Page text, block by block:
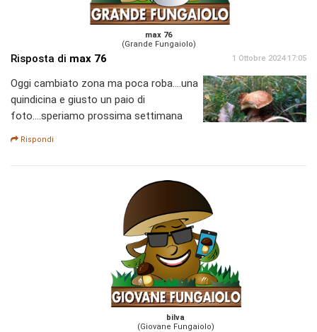
max 76
(Grande Fungaiolo)
Risposta di max 76 1 Ottobre 2024 17:05
Oggi cambiato zona ma poca roba....una
quindicina e giusto un paio di
foto....speriamo prossima settimana
Rispondi
bilva
(Giovane Fungaiolo)